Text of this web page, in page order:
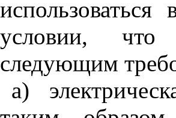
условии, что
следующим
а)